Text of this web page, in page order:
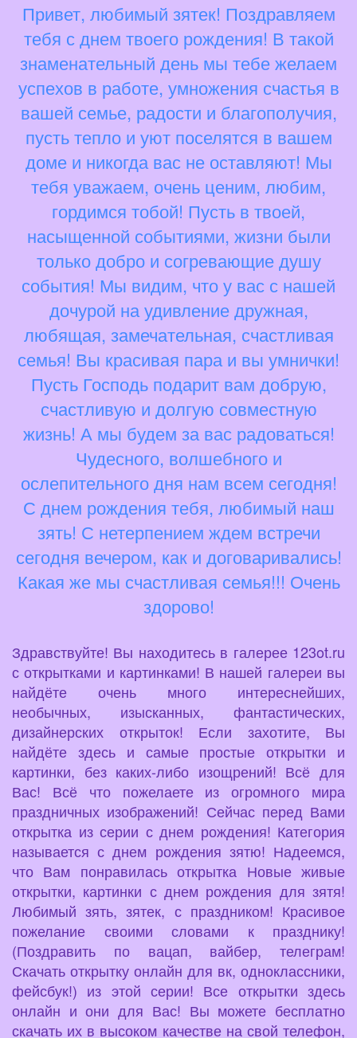
Привет, любимый зятек! Поздравляем
тебя с днем твоего рождения! В такой
знаменательный день мы тебе желаем
успехов в работе, умножения счастья в
вашей семье, радости и благополучия,
пусть тепло и уют поселятся в вашем
доме и никогда вас не оставляют! Мы
тебя уважаем, очень ценим, любим,
гордимся тобой! Пусть в твоей,
насыщенной событиями, жизни были
только добро и согревающие душу
события! Мы видим, что у вас с нашей
дочурой на удивление дружная,
любящая, замечательная, счастливая
семья! Вы красивая пара и вы умнички!
Пусть Господь подарит вам добрую,
счастливую и долгую совместную
жизнь! А мы будем за вас радоваться!
Чудесного, волшебного и
ослепительного дня нам всем сегодня!
С днем рождения тебя, любимый наш
зять! С нетерпением ждем встречи
сегодня вечером, как и договаривались!
Какая же мы счастливая семья!!! Очень
здорово!
Здравствуйте! Вы находитесь в галерее 123ot.ru
с открытками и картинками! В нашей галереи вы
найдёте очень много интереснейших,
необычных, изысканных, фантастических,
дизайнерских открыток! Если захотите, Вы
найдёте здесь и самые простые открытки и
картинки, без каких-либо изощрений! Всё для
Вас! Всё что пожелаете из огромного мира
праздничных изображений! Сейчас перед Вами
открытка из серии с днем рождения! Категория
называется с днем рождения зятю! Надеемся,
что Вам понравилась открытка Новые живые
открытки, картинки с днем рождения для зятя!
Любимый зять, зятек, с праздником! Красивое
пожелание своими словами к празднику!
(Поздравить по вацап, вайбер, телеграм!
Скачать открытку онлайн для вк, одноклассники,
фейсбук!) из этой серии! Все открытки здесь
онлайн и они для Вас! Вы можете бесплатно
скачать их в высоком качестве на свой телефон,